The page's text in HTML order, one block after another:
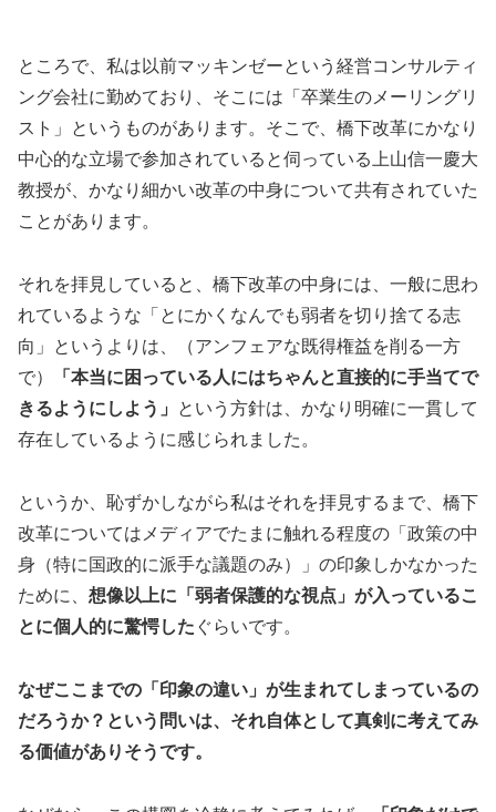
ところで、私は以前マッキンゼーという経営コンサルティ
ング会社に勤めており、そこには「卒業生のメーリングリ
スト」というものがあります。そこで、橋下改革にかなり
中心的な立場で参加されていると伺っている上山信一慶大
教授が、かなり細かい改革の中身について共有されていた
ことがあります。
それを拝見していると、橋下改革の中身には、一般に思わ
れているような「とにかくなんでも弱者を切り捨てる志
向」というよりは、（アンフェアな既得権益を削る一方
で）
「本当に困っている人にはちゃんと直接的に手当てで
きるようにしよう」
という方針は、かなり明確に一貫して
存在しているように感じられました。
というか、恥ずかしながら私はそれを拝見するまで、橋下
改革についてはメディアでたまに触れる程度の「政策の中
身（特に国政的に派手な議題のみ）」の印象しかなかった
ために、 想像以上に「弱者保護的な視点」が入っているこ
とに個人的に驚愕した ぐらいです。
なぜここまでの「印象の違い」が生まれてしまっているの
だろうか？という問いは、それ自体として真剣に考えてみ
る価値がありそうです。